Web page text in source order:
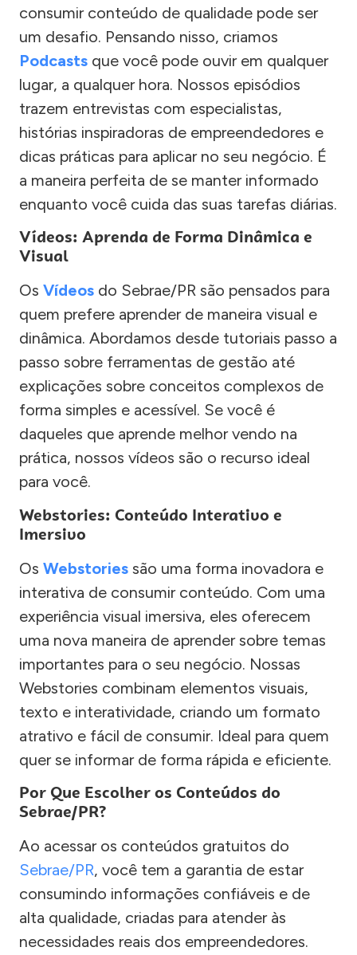
consumir conteúdo de qualidade pode ser
um desafio. Pensando nisso, criamos
Podcasts que você pode ouvir em qualquer
lugar, a qualquer hora. Nossos episódios
trazem entrevistas com especialistas,
histórias inspiradoras de empreendedores e
dicas práticas para aplicar no seu negócio. É
a maneira perfeita de se manter informado
enquanto você cuida das suas tarefas diárias.
Vídeos: Aprenda de Forma Dinâmica e
Visual
Os Vídeos do Sebrae/PR são pensados para
quem prefere aprender de maneira visual e
dinâmica. Abordamos desde tutoriais passo a
passo sobre ferramentas de gestão até
explicações sobre conceitos complexos de
forma simples e acessível. Se você é
daqueles que aprende melhor vendo na
prática, nossos vídeos são o recurso ideal
para você.
Webstories: Conteúdo Interativo e
Imersivo
Os Webstories são uma forma inovadora e
interativa de consumir conteúdo. Com uma
experiência visual imersiva, eles oferecem
uma nova maneira de aprender sobre temas
importantes para o seu negócio. Nossas
Webstories combinam elementos visuais,
texto e interatividade, criando um formato
atrativo e fácil de consumir. Ideal para quem
quer se informar de forma rápida e eficiente.
Por Que Escolher os Conteúdos do
Sebrae/PR?
Ao acessar os conteúdos gratuitos do
Sebrae/PR, você tem a garantia de estar
consumindo informações confiáveis e de
alta qualidade, criadas para atender às
necessidades reais dos empreendedores.